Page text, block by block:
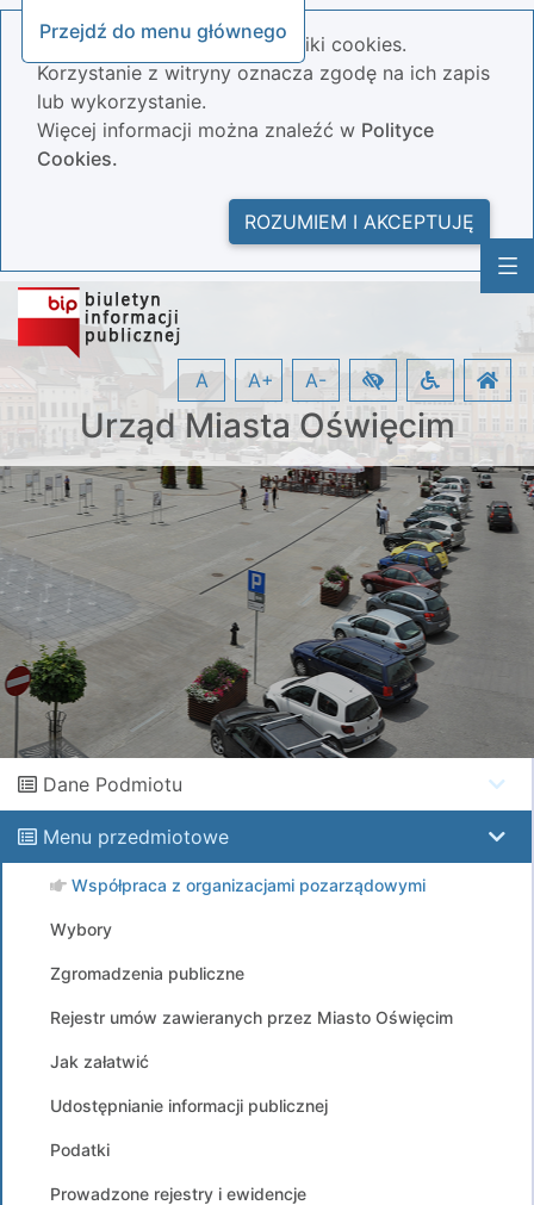
Przejdź do menu głównego
Nasza strona wykorzystuje pliki cookies.
Korzystanie z witryny oznacza zgodę na ich zapis
lub wykorzystanie.
Więcej informacji można znaleźć w Polityce
Cookies.
ROZUMIEM I AKCEPTUJĘ
Urząd Miasta Oświęcim
A A+ A-
Dane Podmiotu
Menu przedmiotowe
Współpraca z organizacjami pozarządowymi
Wybory
Zgromadzenia publiczne
Rejestr umów zawieranych przez Miasto Oświęcim
Jak załatwić
Udostępnianie informacji publicznej
Podatki
Prowadzone rejestry i ewidencje